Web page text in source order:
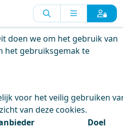
gebruik van
doen we om het gebruik van
het gebruiksgemak te
voor het veilig gebruiken
van deze cookies.
Doel